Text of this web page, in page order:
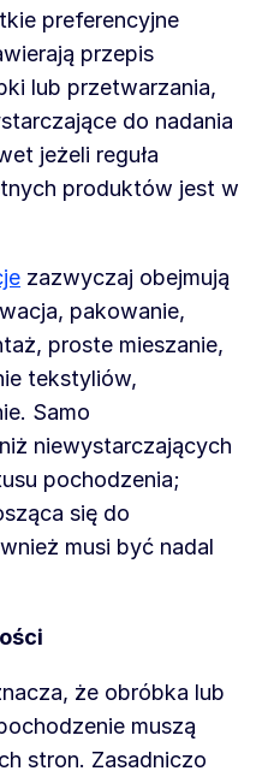
preferencyjne
przepis
lub przetwarzania,
do nadania
jeżeli reguła
produktów jest w
zazwyczaj obejmują
pakowanie,
proste mieszanie,
tekstyliów,
Samo
niewystarczających
pochodzenia;
się do
musi być nadal
że obróbka lub
muszą
stron. Zasadniczo